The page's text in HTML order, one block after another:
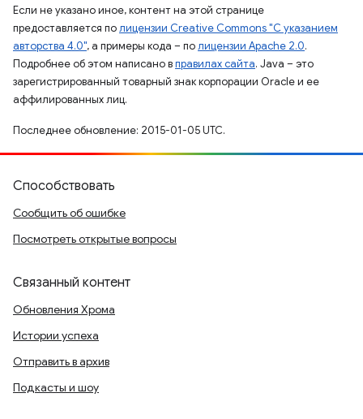
Если не указано иное, контент на этой странице
предоставляется полицензии Creative Commons "С указанием
авторства 4.0", а примеры кода – полицензии Apache 2.0.
Подробнее об этом написано вправилах сайта. Java – это
зарегистрированный товарный знак корпорации Oracle и ее
аффилированных лиц.
Последнее обновление: 2015-01-05 UTC.
Способствовать
Сообщить об ошибке
Посмотреть открытые вопросы
Связанный контент
Обновления Хрома
Истории успеха
Отправить в архив
Подкасты и шоу